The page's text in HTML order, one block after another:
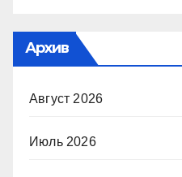
Архив
Август 2026
Июль 2026